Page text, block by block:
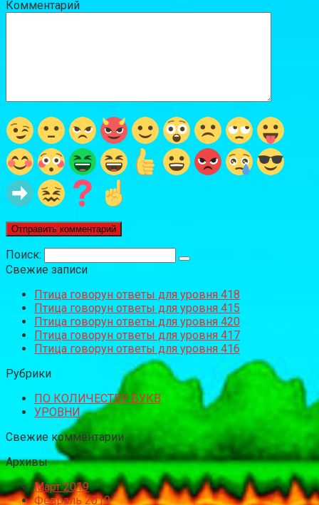
Комментарий
Поиск:
Свежие записи
Птица говорун ответы для уровня 418
Птица говорун ответы для уровня 415
Птица говорун ответы для уровня 420
Птица говорун ответы для уровня 417
Птица говорун ответы для уровня 416
Рубрики
ПО КОЛИЧЕСТВУ БУКВ
УРОВНИ
Свежие комментарии
Архивы
Март 2019
Февраль 2019